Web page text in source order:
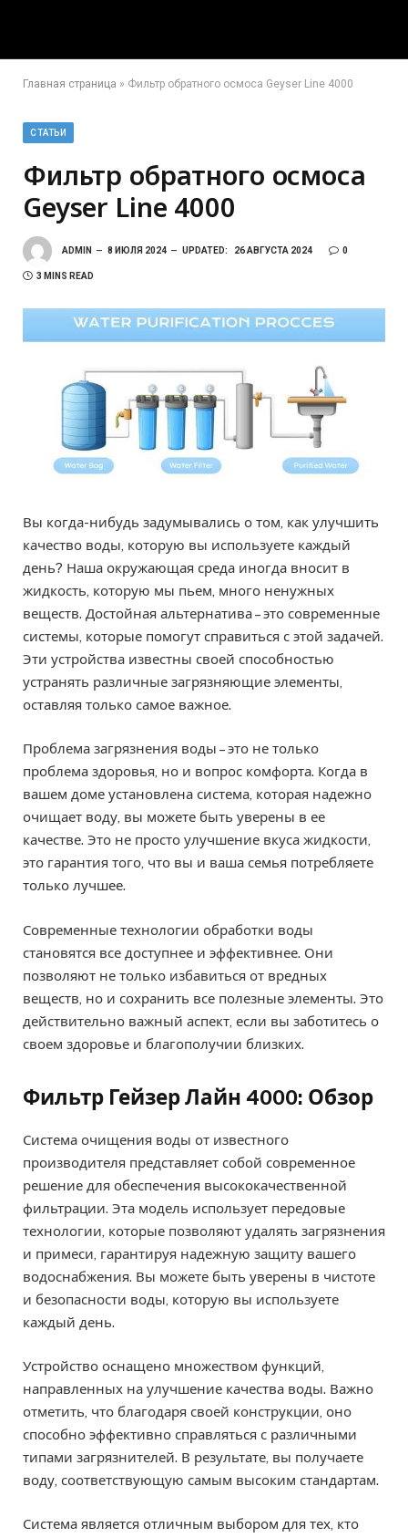
Главная страница » Фильтр обратного осмоса Geyser Line 4000
СТАТЬИ
Фильтр обратного осмоса
Geyser Line 4000
ADMIN 8 ИЮЛЯ 2024 UPDATED: 26 АВГУСТА 2024 0
3 MINS READ
Вы когда-нибудь задумывались о том, как улучшить
качество воды, которую вы используете каждый
день? Наша окружающая среда иногда вносит в
жидкость, которую мы пьем, много ненужных
веществ. Достойная альтернатива – это современные
системы, которые помогут справиться с этой задачей.
Эти устройства известны своей способностью
устранять различные загрязняющие элементы,
оставляя только самое важное.
Проблема загрязнения воды – это не только
проблема здоровья, но и вопрос комфорта. Когда в
вашем доме установлена система, которая надежно
очищает воду, вы можете быть уверены в ее
качестве. Это не просто улучшение вкуса жидкости,
это гарантия того, что вы и ваша семья потребляете
только лучшее.
Современные технологии обработки воды
становятся все доступнее и эффективнее. Они
позволяют не только избавиться от вредных
веществ, но и сохранить все полезные элементы. Это
действительно важный аспект, если вы заботитесь о
своем здоровье и благополучии близких.
Фильтр Гейзер Лайн 4000: Обзор
Система очищения воды от известного
производителя представляет собой современное
решение для обеспечения высококачественной
фильтрации. Эта модель использует передовые
технологии, которые позволяют удалять загрязнения
и примеси, гарантируя надежную защиту вашего
водоснабжения. Вы можете быть уверены в чистоте
и безопасности воды, которую вы используете
каждый день.
Устройство оснащено множеством функций,
направленных на улучшение качества воды. Важно
отметить, что благодаря своей конструкции, оно
способно эффективно справляться с различными
типами загрязнителей. В результате, вы получаете
воду, соответствующую самым высоким стандартам.
Система является отличным выбором для тех, кто